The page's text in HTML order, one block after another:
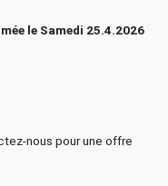
le Samedi 25.4.2026
nous pour une offre